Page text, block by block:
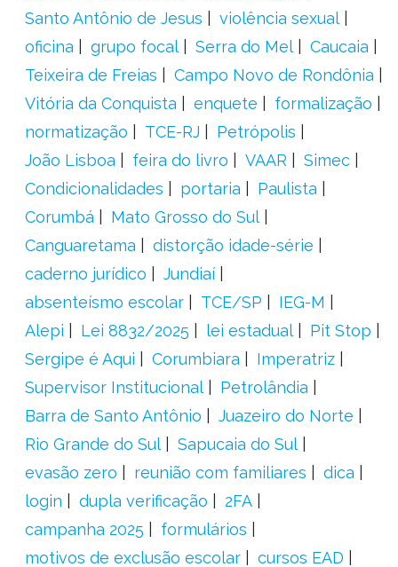
Santo Antônio de Jesus
violência sexual
oficina
grupo focal Serra do Mel
Caucaia
Teixeira de Freias
Campo Novo de Rondônia
Vitória da Conquista
enquete
formalização
normatização
TCE-RJ
Petrópolis
João Lisboa
feira do livro VAAR
Simec
Condicionalidades
portaria
Paulista
Corumbá
Mato Grosso do Sul
Canguaretama
distorção idade-série
caderno jurídico
Jundiaí
absenteísmo escolar
TCE/SP
IEG-M
Alepi
Lei 8832/2025 lei estadual
Pit Stop
Sergipe é Aqui
Corumbiara
Imperatriz
Supervisor Institucional
Petrolândia
Barra de Santo Antônio
Juazeiro do Norte
Rio Grande do Sul
Sapucaia do Sul
evasão zero
reunião com familiares
dica
login
dupla verificação
2FA
campanha 2025
formulários
motivos de exclusão escolar
cursos EAD